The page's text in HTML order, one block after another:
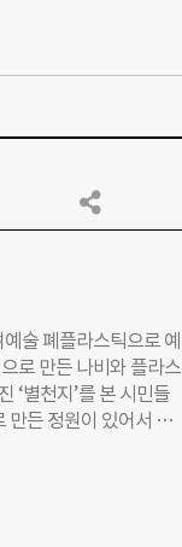
술 폐플라스틱으로 예
로 만든 나비와 플라스
‘별천지’를 본 시민들
만든 정원이 있어서 깜